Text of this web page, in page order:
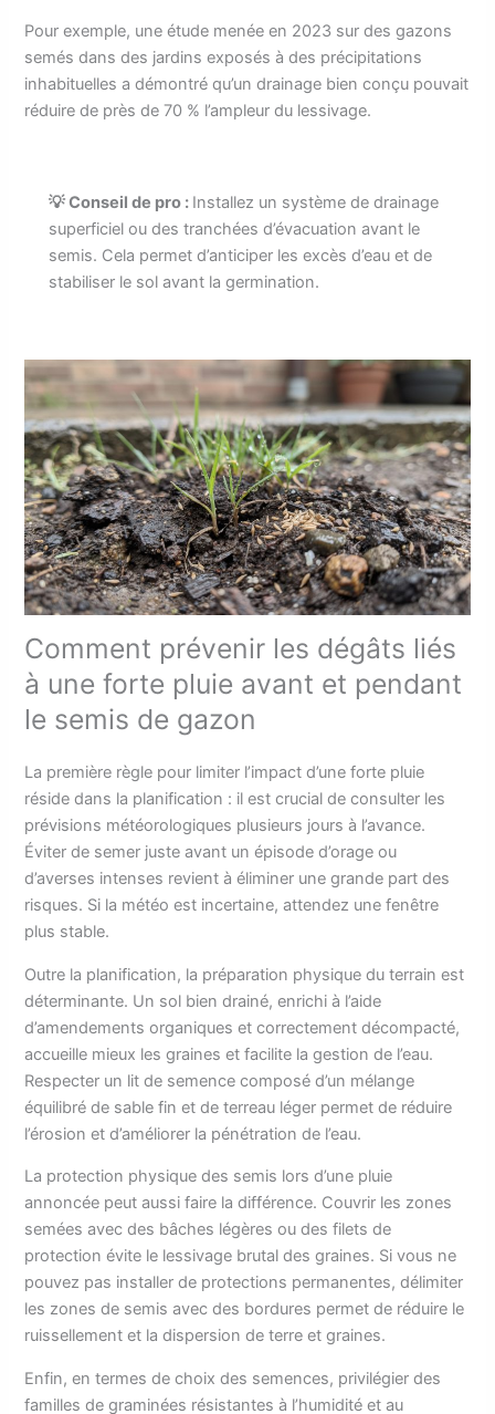
Pour exemple, une étude menée en 2023 sur des gazons
semés dans des jardins exposés à des précipitations
inhabituelles a démontré qu’un drainage bien conçu pouvait
réduire de près de 70 % l’ampleur du lessivage.
💡 Conseil de pro : Installez un système de drainage
superficiel ou des tranchées d’évacuation avant le
semis. Cela permet d’anticiper les excès d’eau et de
stabiliser le sol avant la germination.
Comment prévenir les dégâts liés
à une forte pluie avant et pendant
le semis de gazon
La première règle pour limiter l’impact d’une forte pluie
réside dans la planification : il est crucial de consulter les
prévisions météorologiques plusieurs jours à l’avance.
Éviter de semer juste avant un épisode d’orage ou
d’averses intenses revient à éliminer une grande part des
risques. Si la météo est incertaine, attendez une fenêtre
plus stable.
Outre la planification, la préparation physique du terrain est
déterminante. Un sol bien drainé, enrichi à l’aide
d’amendements organiques et correctement décompacté,
accueille mieux les graines et facilite la gestion de l’eau.
Respecter un lit de semence composé d’un mélange
équilibré de sable fin et de terreau léger permet de réduire
l’érosion et d’améliorer la pénétration de l’eau.
La protection physique des semis lors d’une pluie
annoncée peut aussi faire la différence. Couvrir les zones
semées avec des bâches légères ou des filets de
protection évite le lessivage brutal des graines. Si vous ne
pouvez pas installer de protections permanentes, délimiter
les zones de semis avec des bordures permet de réduire le
ruissellement et la dispersion de terre et graines.
Enfin, en termes de choix des semences, privilégier des
familles de graminées résistantes à l’humidité et au